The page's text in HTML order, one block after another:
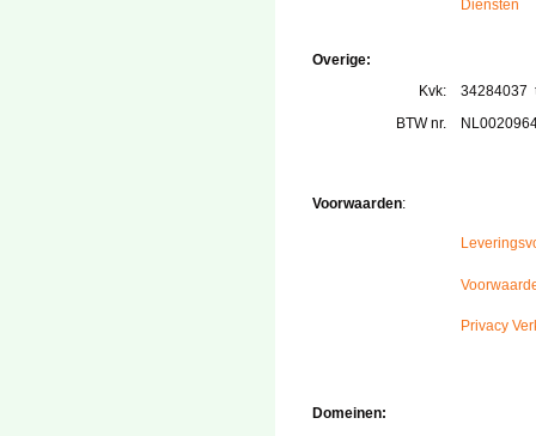
Overige:
Kvk:
BTW nr.
34284037
Voorwaarden:
Privacy
Domeinen: